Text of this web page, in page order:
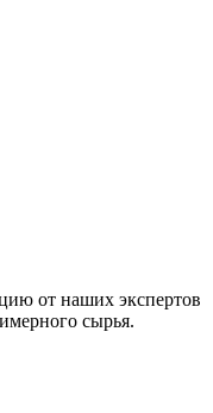
от наших экспертов
сырья.